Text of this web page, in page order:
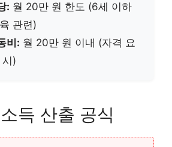
: 월 20만 원 한도 (6세 이하
관련)
비: 월 20만 원 이내 (자격 요
시)
득 산출 공식